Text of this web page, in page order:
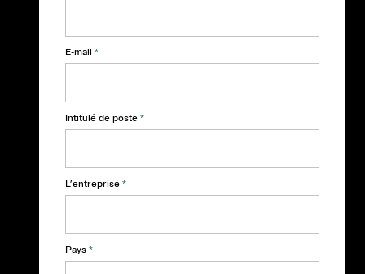
E-mail *
Intitulé de poste *
L’entreprise *
Pays *